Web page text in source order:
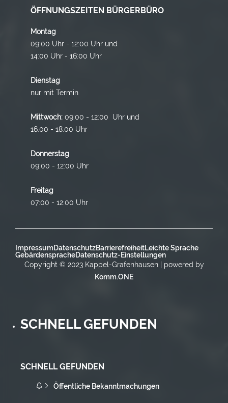
ÖFFNUNGSZEITEN BÜRGERBÜRO
Montag
09:00 Uhr - 12:00 Uhr und
14:00 Uhr - 16:00 Uhr
Dienstag
nur mit Termin
Mittwoch: 09:00 - 12:00 Uhr und
16.00 - 18.00 Uhr
Donnerstag
09:00 - 12:00 Uhr
Freitag
07:00 - 12:00 Uhr
ImpressumDatenschutzBarrierefreiheitLeichte Sprache
GebärdenspracheDatenschutz-Einstellungen
Copyright © 2023 Kappel-Grafenhausen | powered by
Komm.ONE
SCHNELL GEFUNDEN
SCHNELL GEFUNDEN
Öffentliche Bekanntmachungen